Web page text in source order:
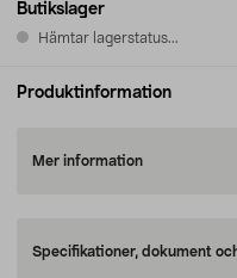
Butikslager
Hämtar lagerstatus...
Produktinformation
Mer information
Specifikationer, dokument